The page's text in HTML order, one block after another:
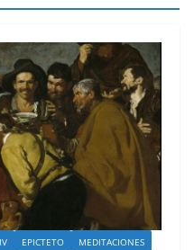
EPICTETO MEDITACIONES